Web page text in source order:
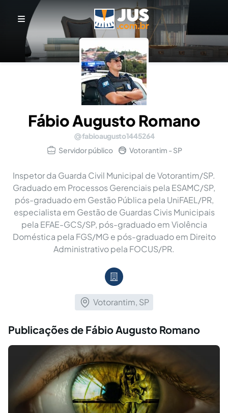
Fábio Augusto Romano
fabioaugusto1445264
Servidor público
Votorantim - SP
Inspetor da Guarda Civil Municipal de Votorantim/SP.
Graduado em Processos Gerenciais pela ESAMC/SP,
pós-graduado em Gestão Pública pela UniFAEL/PR,
especialista em Gestão de Guardas Civis Municipais
pela EFAE-GCS/SP, pós-graduado em Violência
Doméstica pela FGS/MG e pós-graduado em Direito
Administrativo pela FOCUS/PR.
Votorantim, SP
Publicações de Fábio Augusto Romano